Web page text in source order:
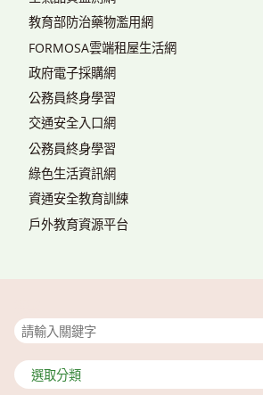
教育部防治藥物濫用網
FORMOSA雲端租屋生活網
政府電子採購網
公務員終身學習
交通安全入口網
公務員終身學習
綠色生活資訊網
資通安全教育訓練
戶外教育資源平台
分
類